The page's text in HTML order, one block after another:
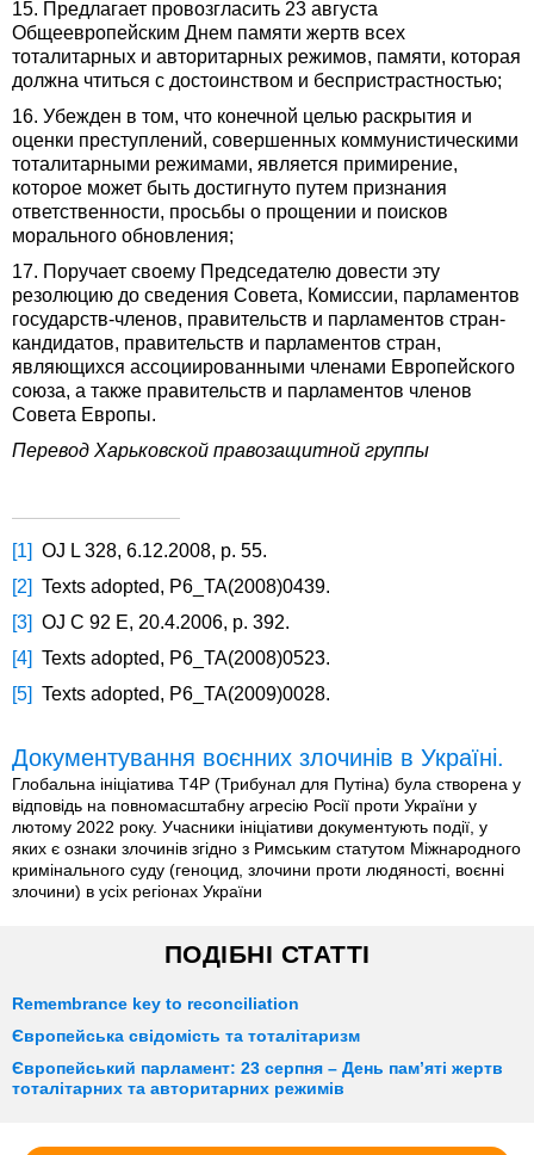
15. Предлагает провозгласить 23 августа
Общеевропейским Днем памяти жертв всех
тоталитарных и авторитарных режимов, памяти, которая
должна чтиться с достоинством и беспристрастностью;
16. Убежден в том, что конечной целью раскрытия и
оценки преступлений, совершенных коммунистическими
тоталитарными режимами, является примирение,
которое может быть достигнуто путем признания
ответственности, просьбы о прощении и поисков
морального обновления;
17. Поручает своему Председателю довести эту
резолюцию до сведения Совета, Комиссии, парламентов
государств-членов, правительств и парламентов стран-
кандидатов, правительств и парламентов стран,
являющихся ассоциированными членами Европейского
союза, а также правительств и парламентов членов
Совета Европы.
Перевод Харьковской правозащитной группы
[1]
OJ L 328, 6.12.2008, p. 55.
[2]
Texts adopted, P6_TA(2008)0439.
[3]
OJ C 92 E, 20.4.2006, p. 392.
[4]
Texts adopted, P6_TA(2008)0523.
[5]
Texts adopted, P6_TA(2009)0028.
Документування воєнних злочинів в Україні.
Глобальна ініціатива T4P (Трибунал для Путіна) була створена у
відповідь на повномасштабну агресію Росії проти України у
лютому 2022 року. Учасники ініціативи документують події, у
яких є ознаки злочинів згідно з Римським статутом Міжнародного
кримінального суду (геноцид, злочини проти людяності, воєнні
злочини) в усіх регіонах України
ПОДІБНІ СТАТТІ
Remembrance key to reconciliation
Європейська свідомість та тоталітаризм
Європейський парламент: 23 серпня – День пам’яті жертв
тоталітарних та авторитарних режимів